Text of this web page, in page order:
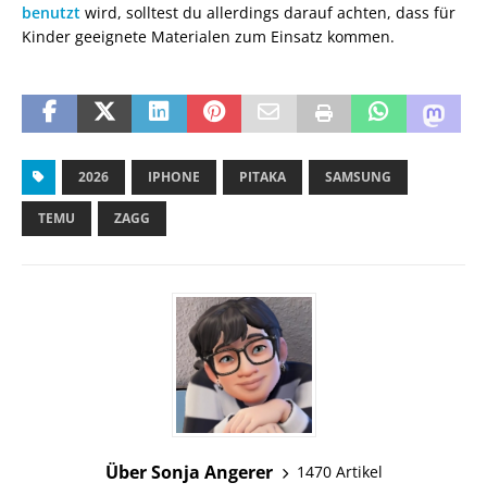
benutzt wird, solltest du allerdings darauf achten, dass für
Kinder geeignete Materialen zum Einsatz kommen.
2026 IPHONE PITAKA SAMSUNG
TEMU ZAGG
Über Sonja Angerer
1470 Artikel